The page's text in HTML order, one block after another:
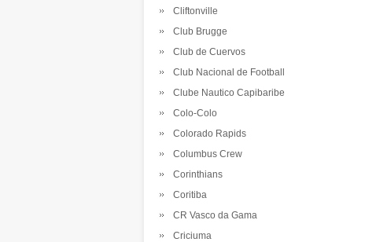
Cliftonville
Club Brugge
Club de Cuervos
Club Nacional de Football
Clube Nautico Capibaribe
Colo-Colo
Colorado Rapids
Columbus Crew
Corinthians
Coritiba
CR Vasco da Gama
Criciuma